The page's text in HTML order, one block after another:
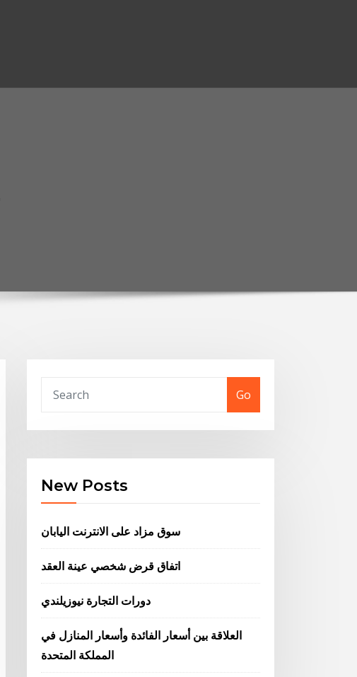
Go
New Posts
سوق مزاد على الانترنت اليابان
اتفاق قرض شخصي عينة العقد
دورات التجارة نيوزيلندي
العلاقة بين أسعار الفائدة وأسعار المنازل في
المملكة المتحدة